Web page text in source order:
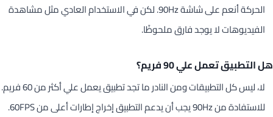
الحركة أنعم على شاشة 90Hz. لكن في الاستخدام العادي مثل مشاهدة
الفيديوهات لا يوجد فارق ملحوظًا.
هل التطبيق تعمل علي 90 فريم؟
لا، ليس كل التطبيقات ومن النادر ما تجد تطبيق يعمل علي أكثر من 60 فريم.
للاستفادة من 90Hz يجب أن يدعم التطبيق إخراج إطارات أعلى من 60FPS.